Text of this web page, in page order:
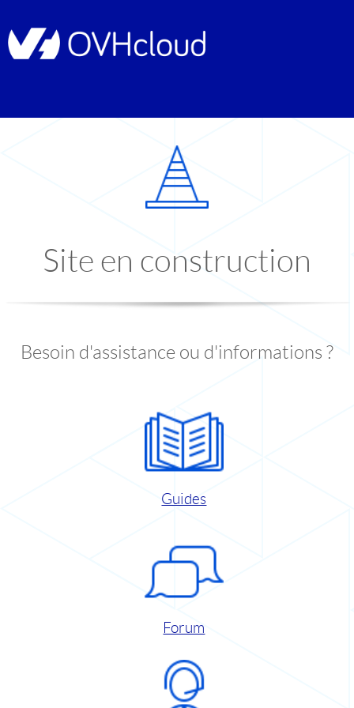
Site en construction
Besoin d'assistance ou d'informations ?
Guides
Forum